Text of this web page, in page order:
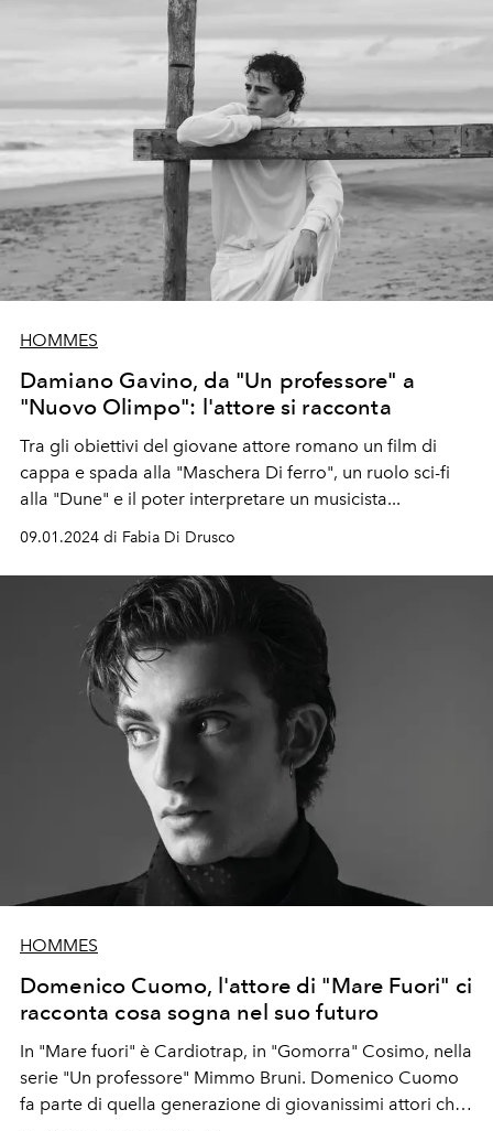
HOMMES
Damiano Gavino, da "Un professore" a
"Nuovo Olimpo": l'attore si racconta
​​Tra gli obiettivi del giovane attore romano un film di
cappa e spada alla "Maschera Di ferro", un ruolo sci-fi
alla "Dune" e il poter interpretare un musicista...
09.01.2024 di Fabia Di Drusco
HOMMES
Domenico Cuomo, l'attore di "Mare Fuori" ci
racconta cosa sogna nel suo futuro
In "Mare fuori" è Cardiotrap, in "Gomorra" Cosimo, nella
serie "Un professore" Mimmo Bruni. Domenico Cuomo
fa parte di quella generazione di giovanissimi attori che